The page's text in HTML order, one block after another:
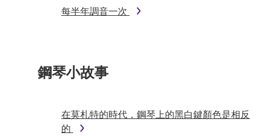
每半年調音一次
鋼琴小故事
在莫札特的時代，鋼琴上的黑白鍵顏色是相反
的